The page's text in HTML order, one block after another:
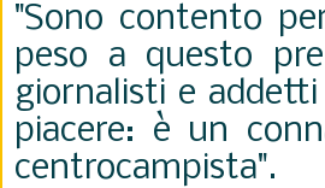
"Sono contento
peso a questo
giornalisti e
piacere: è un
centrocampista".